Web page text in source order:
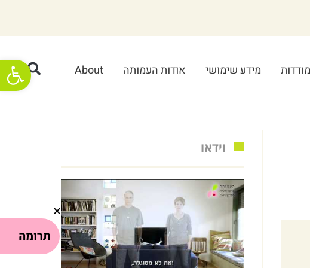
פתח מידע שימושי אודות העמותה About
וידאו
תרומה